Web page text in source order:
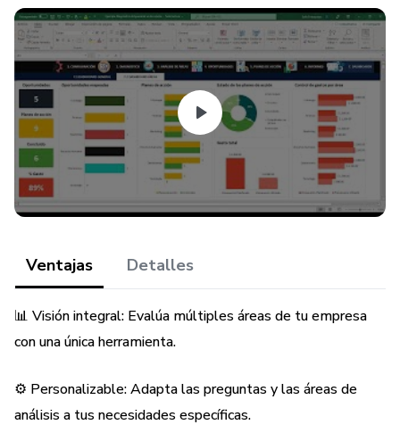
humanos, marketing, etc.
- Análisis de datos: Utiliza hasta veinte preguntas
personalizables para evaluar cada área y determinar su
nivel de madurez.
- Identificación de problemas y oportunidades: Registra las
oportunidades detectadas y evalúa su importancia,
viabilidad y facilidad de implementación.
detallados para cada área, asignando responsables,
presupuestos, fechas y estatus.
- Análisis de áreas: Obtén una evaluación general y el nivel
de madurez de cada área basado en el puntaje de las
- Registro de oportunidades detectadas: Identifica y
Ventajas Detalles
📊 Visión integral: Evalúa múltiples áreas de tu empresa
con una única herramienta.
⚙️ Personalizable: Adapta las preguntas y las áreas de
análisis a tus necesidades específicas.